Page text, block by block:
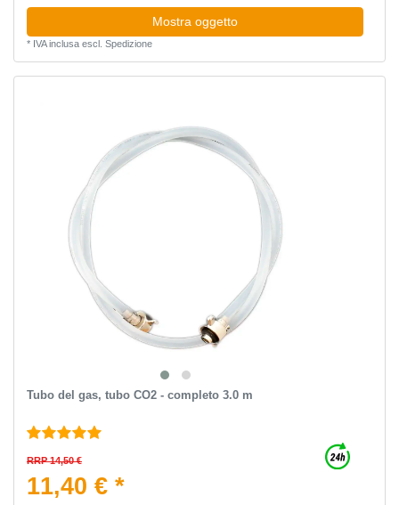
Mostra oggetto
* IVA inclusaescl. Spedizione
Tubo del gas, tubo CO2 - completo 3.0 m
RRP 14,50 €
11,40 € *